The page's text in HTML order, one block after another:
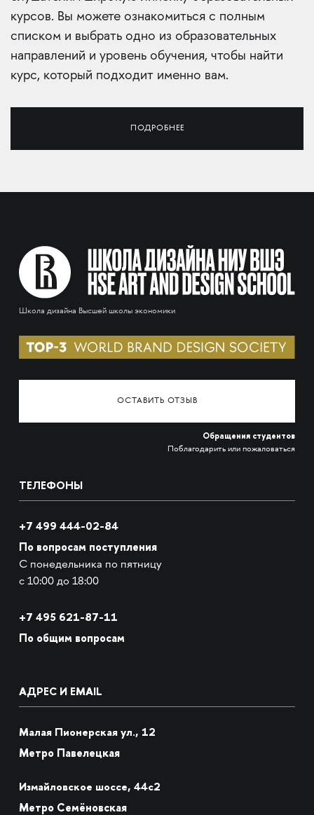
курсов. Вы можете ознакомиться с полным
списком и выбрать одно из образовательных
направлений и уровень обучения, чтобы найти
курс, который подходит именно вам.
ПОДРОБНЕЕ
Школа дизайна Высшей школы экономики
ОСТАВИТЬ ОТЗЫВ
Обращения студентов
Поблагодарить или пожаловаться
ТЕЛЕФОНЫ
+7 499 444-02-84
По вопросам поступления
С понедельника по пятницу
с 10:00 до 18:00
+7 495 621-87-11
По общим вопросам
АДРЕС И EMAIL
Малая Пионерская ул., 12
Метро Павелецкая
Измайловское шоссе, 44с2
Метро Семёновская